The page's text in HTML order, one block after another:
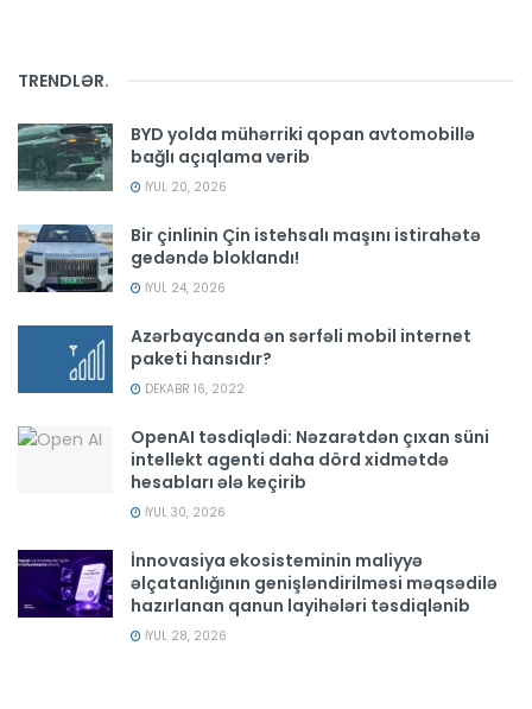
TRENDLƏR.
BYD yolda mühərriki qopan avtomobillə
bağlı açıqlama verib
İYUL 20, 2026
Bir çinlinin Çin istehsalı maşını istirahətə
gedəndə bloklandı!
İYUL 24, 2026
Azərbaycanda ən sərfəli mobil internet
paketi hansıdır?
DEKABR 16, 2022
OpenAI təsdiqlədi: Nəzarətdən çıxan süni
intellekt agenti daha dörd xidmətdə
hesabları ələ keçirib
İYUL 30, 2026
İnnovasiya ekosisteminin maliyyə
əlçatanlığının genişləndirilməsi məqsədilə
hazırlanan qanun layihələri təsdiqlənib
İYUL 28, 2026